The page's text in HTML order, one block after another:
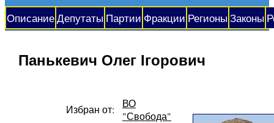
Описание Депутаты Партии Фракции Регионы Законы
Панькевич Олег Ігорович
Избран от:
ВО
"Свобода"